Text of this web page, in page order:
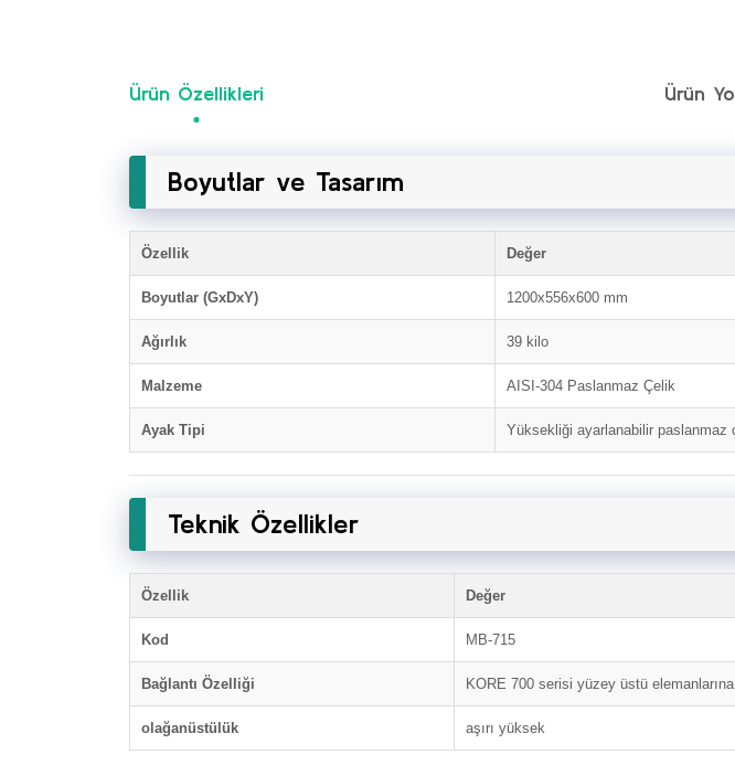
Ürün Özellikleri Ürün
Boyutlar ve Tasarım
Özellik Değer
Boyutlar (GxDxY) 1200x556x600 mm
Ağırlık 39 kilo
Malzeme AISI-304 Paslanmaz Çelik
Ayak Tipi Yüksekliği ayarlanabilir paslanmaz
Teknik Özellikler
Özellik Değer
Kod MB-715
Bağlantı Özelliği KORE 700 serisi yüzey üstü elemanlarına
olağanüstülük aşırı yüksek